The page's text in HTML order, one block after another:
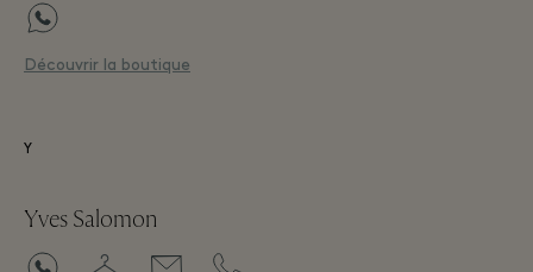
Découvrir la boutique
Y
Yves Salomon